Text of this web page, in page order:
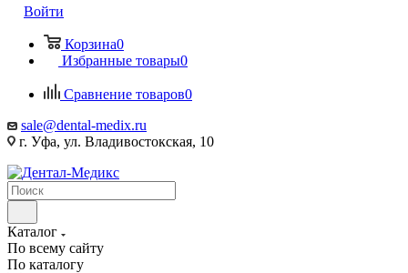
Войти
Корзина0
Избранные товары0
Сравнение товаров0
sale@dental-medix.ru
г. Уфа, ул. Владивостокская, 10
Каталог
По всему сайту
По каталогу